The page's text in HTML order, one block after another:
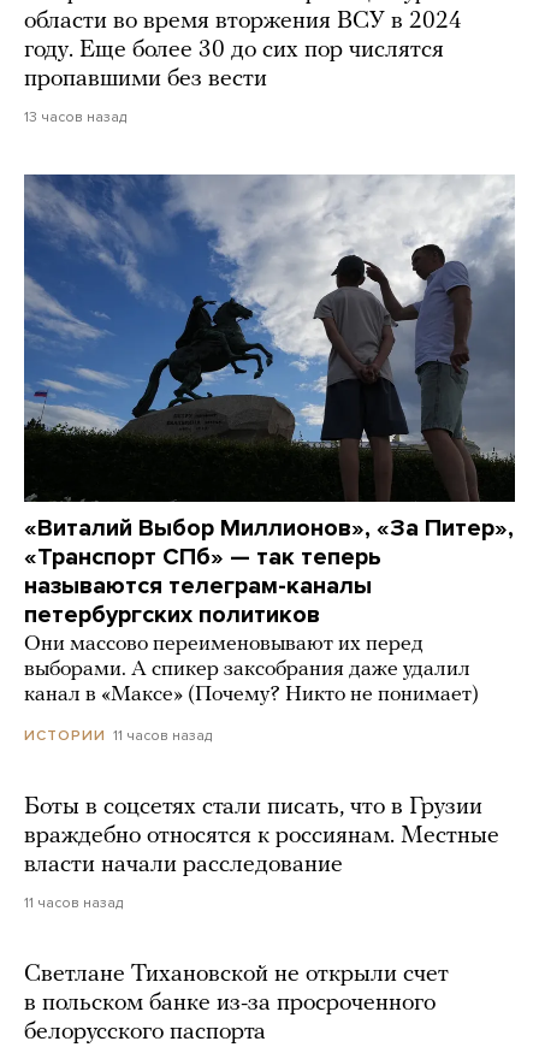
области во время вторжения ВСУ в 2024
году. Еще более 30 до сих пор числятся
пропавшими без вести
13 часов назад
«Виталий Выбор Миллионов», «За Питер»,
«Транспорт СПб» — так теперь
называются телеграм-каналы
петербургских политиков
Они массово переименовывают их перед
выборами. А спикер заксобрания даже удалил
канал в «Максе» (Почему? Никто не понимает)
ИСТОРИИ 11 часов назад
Боты в соцсетях стали писать, что в Грузии
враждебно относятся к россиянам. Местные
власти начали расследование
11 часов назад
Светлане Тихановской не открыли счет
в польском банке из-за просроченного
белорусского паспорта